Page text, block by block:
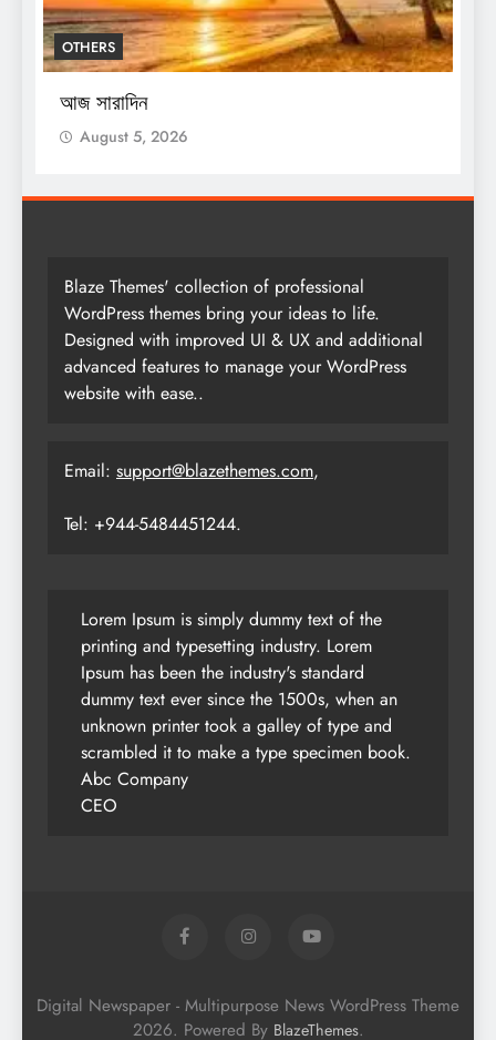
OTHERS
আজ সারাদিন
August 5, 2026
Blaze Themes' collection of professional
WordPress themes bring your ideas to life.
Designed with improved UI & UX and additional
advanced features to manage your WordPress
website with ease..
Email: support@blazethemes.com,
Tel: +944-5484451244.
Lorem Ipsum is simply dummy text of the
printing and typesetting industry. Lorem
Ipsum has been the industry's standard
dummy text ever since the 1500s, when an
unknown printer took a galley of type and
scrambled it to make a type specimen book.
Abc Company
CEO
Digital Newspaper - Multipurpose News WordPress Theme
2026. Powered By BlazeThemes.